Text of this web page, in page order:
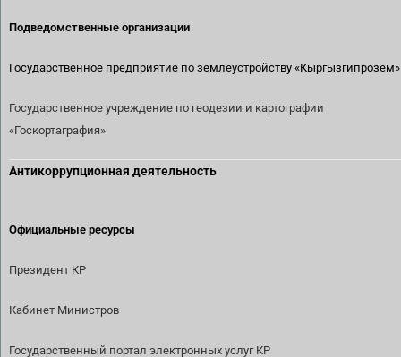
Подведомственные организации
Государственное предприятие по землеустройству «Кыргызгипрозем»
Государственное учреждение по геодезии и картографии
«Госкортаграфия»
Антикоррупционная деятельность
Официальные ресурсы
Президент КР
Кабинет Министров
Государственный портал электронных услуг КР